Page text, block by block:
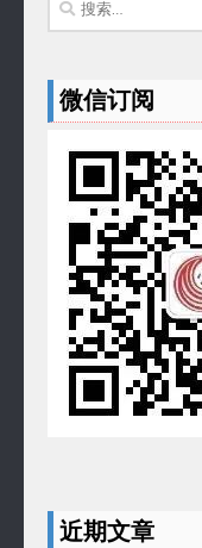
索：
微信订阅
近期文章